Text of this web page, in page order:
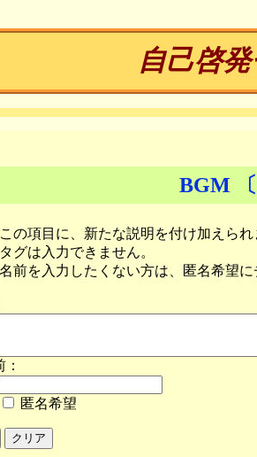
自己啓
BGM
この項目に、新たな説明を付け加えられ
タグは入力できません。
名前を入力したくない方は、匿名希望
匿名希望